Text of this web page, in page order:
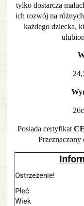
tylko dostarcza
ich rozwój na
każdego dziecka,
Posiada certyfikat CE
Przeznaczony
Ostrzeżenie!
Płeć
Wiek